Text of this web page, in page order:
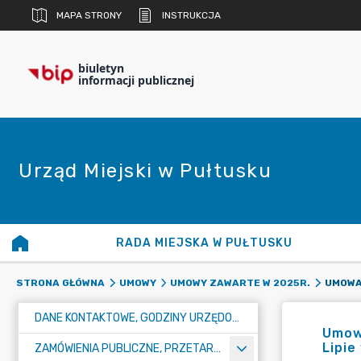
MAPA STRONY INSTRUKCJA
biuletyn
informacji publicznej
Urząd Miejski w Pułtusku
RADA MIEJSKA W PUŁTUSKU
STRONA GŁÓWNA UMOWY UMOWY ZAWARTE W 2025R.
DANE KONTAKTOWE, GODZINY URZĘDOWANIA I NUMER KONTA BANKOWEGO
ZAMÓWIENIA PUBLICZNE, PRZETARGI, KONKURSY
Lipie